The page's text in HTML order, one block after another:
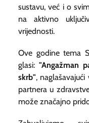
sustavu, već i o
na aktivno
vrijednosti.
Ove godine tema
glasi:"Angažman
skrb",
partnera u
može značajno